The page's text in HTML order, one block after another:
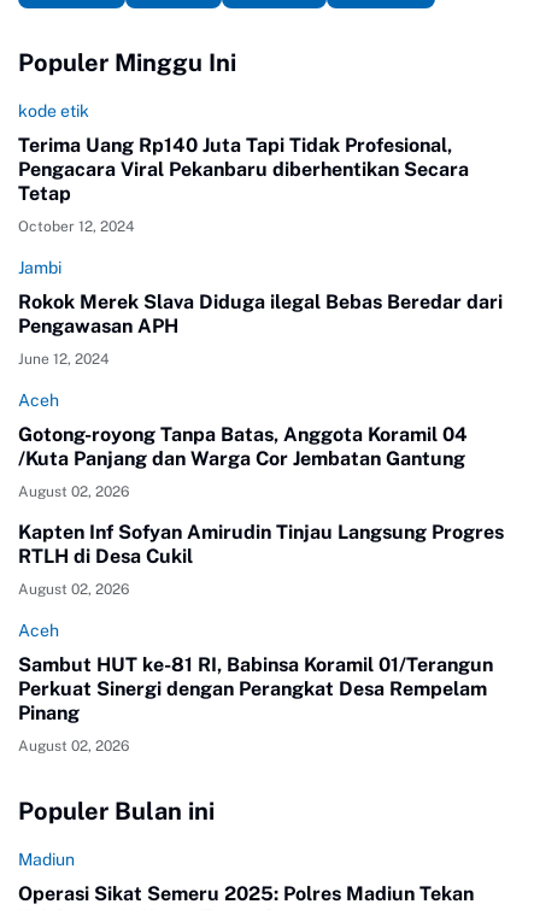
Populer Minggu Ini
kode etik
Terima Uang Rp140 Juta Tapi Tidak Profesional,
Pengacara Viral Pekanbaru diberhentikan Secara
Tetap
October 12, 2024
Jambi
Rokok Merek Slava Diduga ilegal Bebas Beredar dari
Pengawasan APH
June 12, 2024
Aceh
Gotong-royong Tanpa Batas, Anggota Koramil 04
/Kuta Panjang dan Warga Cor Jembatan Gantung
August 02, 2026
Kapten Inf Sofyan Amirudin Tinjau Langsung Progres
RTLH di Desa Cukil
August 02, 2026
Aceh
Sambut HUT ke-81 RI, Babinsa Koramil 01/Terangun
Perkuat Sinergi dengan Perangkat Desa Rempelam
Pinang
August 02, 2026
Populer Bulan ini
Madiun
Operasi Sikat Semeru 2025: Polres Madiun Tekan